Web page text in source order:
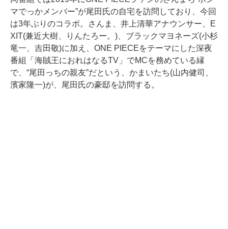
マでっかメンバー”が尾田氏の自宅を訪問しており、今回
は3年ぶりのコラボ。さんま、井上清華アナウンサー、E
XIT(兼近大樹、りんたろー。)、ブラックマヨネーズ(小杉
竜一、吉田敬)に加え、ONE PIECEをテーマにした深夜
番組「海賊王におれはなるTV」でMCを務めている縁
で、“尾田っちの親友”だという、かまいたち(山内健司、
濱家隆一)が、尾田氏の豪邸を訪問する。